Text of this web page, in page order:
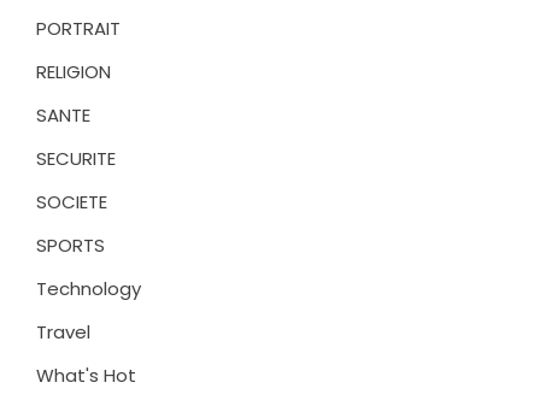
PORTRAIT
RELIGION
SANTE
SECURITE
SOCIETE
SPORTS
Technology
Travel
What's Hot